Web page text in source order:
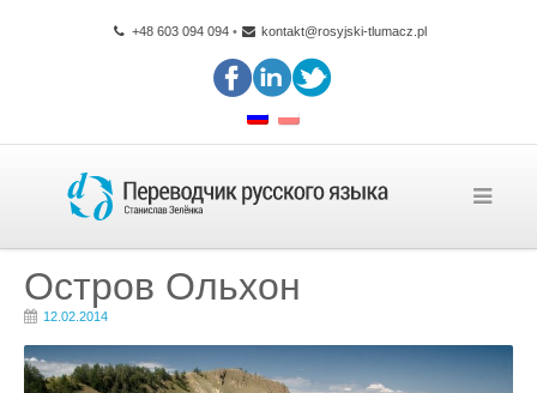
+48 603 094 094• kontakt@rosyjski-tlumacz.pl
Остров Ольхон
12.02.2014